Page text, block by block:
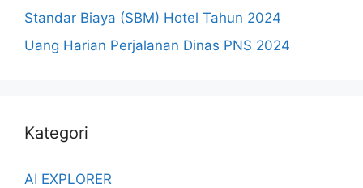
Standar Biaya (SBM) Hotel Tahun 2024
Uang Harian Perjalanan Dinas PNS 2024
Kategori
AI EXPLORER